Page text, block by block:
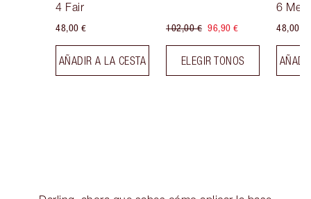
Focus
4 Fair
48,00 €
AÑADIR A LA CESTA
102,00 € 96,90 €
ELEGIR TONOS
Focus
6
48,00 €